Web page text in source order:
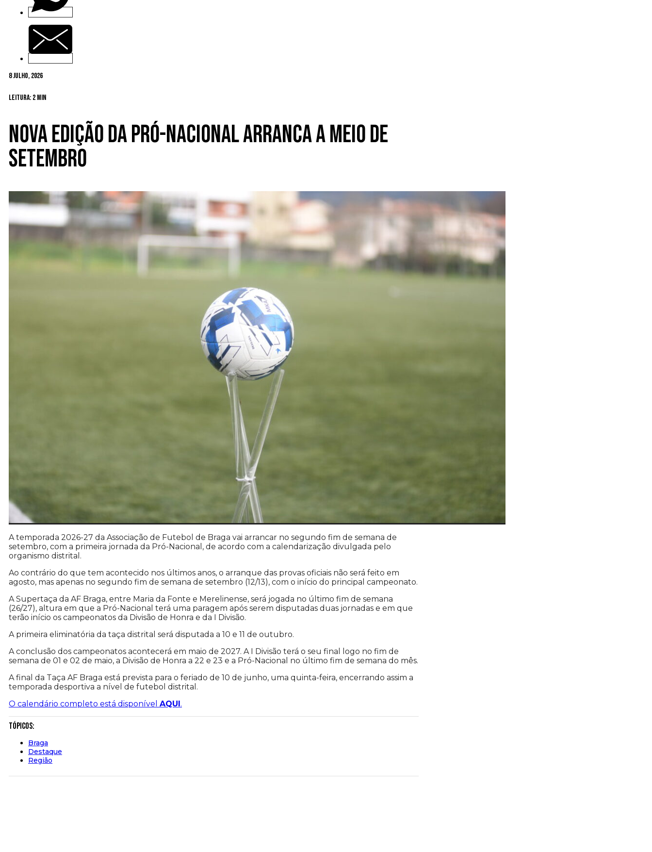
8 Julho, 2026
Leitura: 2 min
Nova edição da Pró-Nacional arranca a meio de
setembro
A temporada 2026-27 da Associação de Futebol de Braga vai arrancar no segundo fim de semana de
setembro, com a primeira jornada da Pró-Nacional, de acordo com a calendarização divulgada pelo
organismo distrital.
Ao contrário do que tem acontecido nos últimos anos, o arranque das provas oficiais não será feito em
agosto, mas apenas no segundo fim de semana de setembro (12/13), com o início do principal campeonato.
A Supertaça da AF Braga, entre Maria da Fonte e Merelinense, será jogada no último fim de semana
(26/27), altura em que a Pró-Nacional terá uma paragem após serem disputadas duas jornadas e em que
terão início os campeonatos da Divisão de Honra e da I Divisão.
A primeira eliminatória da taça distrital será disputada a 10 e 11 de outubro.
A conclusão dos campeonatos acontecerá em maio de 2027. A I Divisão terá o seu final logo no fim de
semana de 01 e 02 de maio, a Divisão de Honra a 22 e 23 e a Pró-Nacional no último fim de semana do mês.
A final da Taça AF Braga está prevista para o feriado de 10 de junho, uma quinta-feira, encerrando assim a
temporada desportiva a nível de futebol distrital.
O calendário completo está disponível AQUI .
Tópicos:
Braga
Destaque
Região